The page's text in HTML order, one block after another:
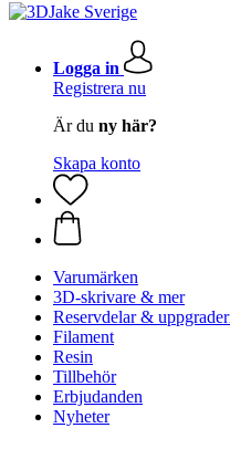
Logga in
Registrera nu
Är du ny här?
Skapa konto
Varumärken
3D-skrivare & mer
Reservdelar &
Filament
Resin
Tillbehör
Erbjudanden
Nyheter